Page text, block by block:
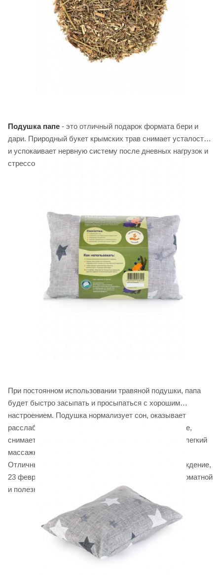
Подушка папе - это отличный подарок формата бери и
дари. Природный букет крымских трав снимает усталость
и успокаивает нервную систему после дневных нагрузок и
стрессов.
При постоянном использовании травяной подушки, папа
будет быстро засыпать и просыпаться с хорошим
настроением. Подушка нормализует сон, оказывает
расслабляющее воздействие, поднимает настроение,
снимает тревожность и головную боль, производит легкий
массажный эффект.
Отличный подарок для папы на Новый год, день рождение,
23 февраля и просто так! Порадуйте своего папу ароматной
и полезной травяной подушкой!